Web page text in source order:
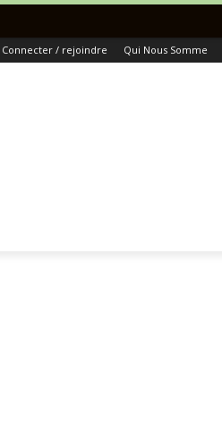
Connecter / rejoindre Qui Nous Somme